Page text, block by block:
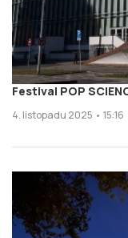
Festival POP
4. listopadu 2025 • 15:16